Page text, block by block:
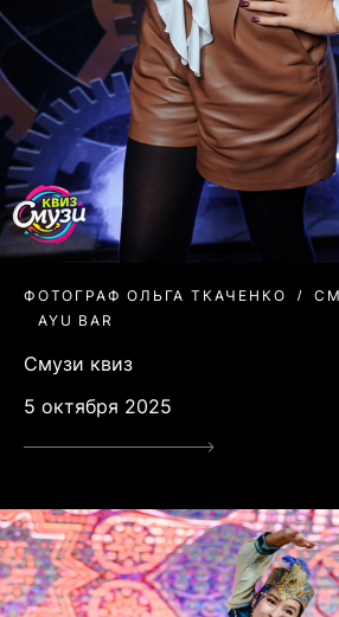
ФОТОГРАФ ОЛЬГА ТКАЧЕНКО
AYU BAR
Смузи квиз
5 октября 2025